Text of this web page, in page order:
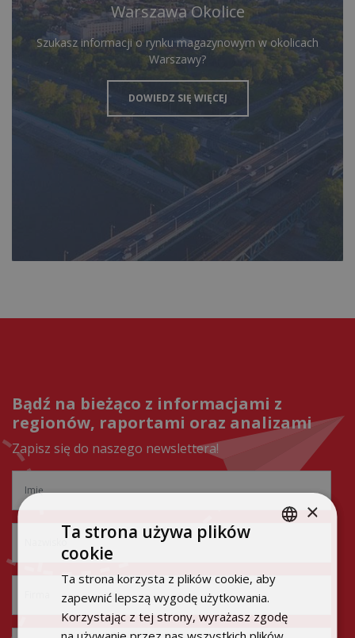
Warszawa Okolice
Szukasz informacji o rynku magazynowym w okolicach
Warszawy?
DOWIEDZ SIĘ WIĘCEJ
Bądź na bieżąco z informacjami z
regionów, raportami oraz analizami
Zapisz się do naszego newslettera!
ENGLISH
×
Ta strona używa plików
cookie
Ta strona korzysta z plików cookie, aby
zapewnić lepszą wygodę użytkowania.
Korzystając z tej strony, wyrażasz zgodę